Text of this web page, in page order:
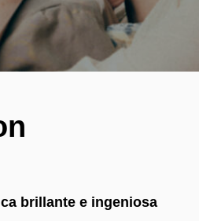
brillante e ingeniosa